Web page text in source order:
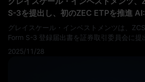
S-3を提出し、初のZEC ETPを推進 AI:
インベストメンツ、ZCSHプロダクト
のZEC ETPを推進
グレイスケール・インベストメンツは、
Form S-3 登録届出書を証券取引委員会に提
暗号通貨業界初のZcash（ZEC）上場投資商
す同社にとって重要な規制上のマイルスト
提供を超えて、プライバシー重視のデジタ
2025/11/28